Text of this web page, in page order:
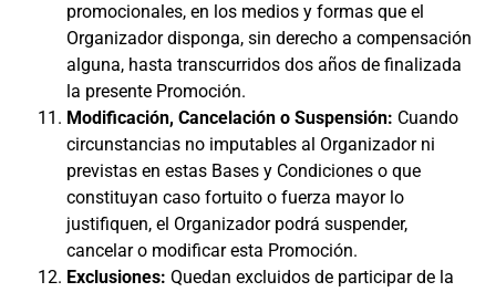
promocionales, en los medios y formas que el
Organizador disponga, sin derecho a compensación
alguna, hasta transcurridos dos años de finalizada
la presente Promoción.
Modificación, Cancelación o Suspensión: Cuando
circunstancias no imputables al Organizador ni
previstas en estas Bases y Condiciones o que
constituyan caso fortuito o fuerza mayor lo
justifiquen, el Organizador podrá suspender,
cancelar o modificar esta Promoción.
Exclusiones: Quedan excluidos de participar de la